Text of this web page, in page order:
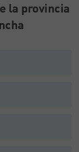
la provincia